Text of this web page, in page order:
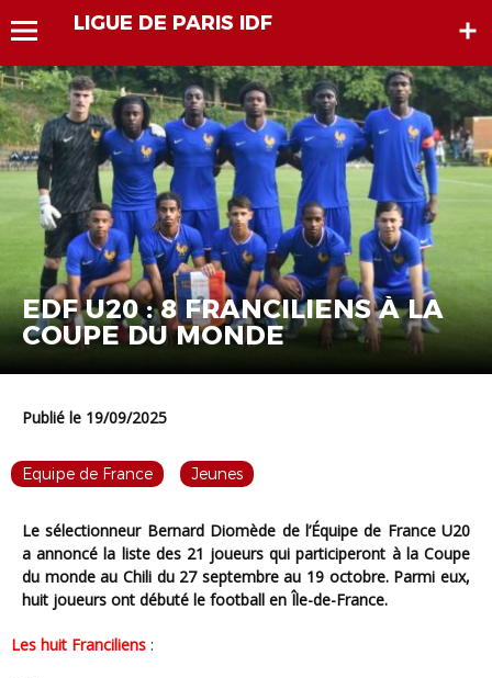
LIGUE DE PARIS IDF
EDF U20 : 8 FRANCILIENS À LA
COUPE DU MONDE
Publié le 19/09/2025
Equipe de France Jeunes
Le sélectionneur Bernard Diomède de l’Équipe de France U20
a annoncé la liste des 21 joueurs qui participeront à la Coupe
du monde au Chili du 27 septembre au 19 octobre. Parmi eux,
huit joueurs ont débuté le football en Île-de-France.
Les huit Franciliens :